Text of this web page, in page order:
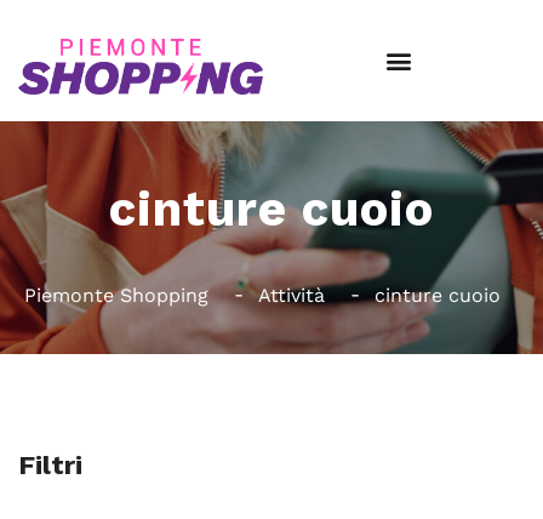
cinture cuoio
Piemonte Shopping Attività cinture cuoio
Filtri